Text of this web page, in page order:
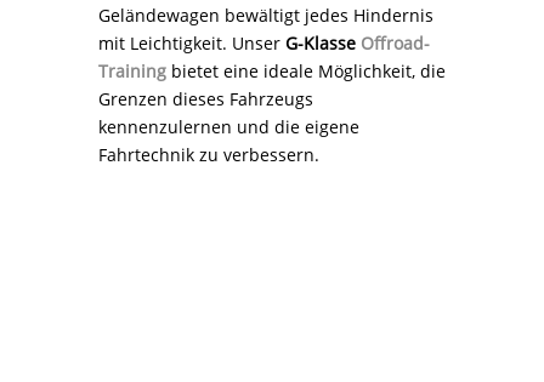
Geländewagen bewältigt jedes Hindernis
mit Leichtigkeit. Unser G-Klasse Offroad-
Trainingbietet eine ideale Möglichkeit, die
Grenzen dieses Fahrzeugs
kennenzulernen und die eigene
Fahrtechnik zu verbessern.